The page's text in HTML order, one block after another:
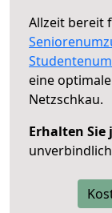
Allzeit bereit
eine optimale
Netzschkau.
Erhalten Sie